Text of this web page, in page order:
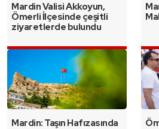
Mardin Valisi Akkoyun,
Ömerli İlçesinde çeşitli
ziyaretlerde bulundu
Mardin: Taşın Hafızasında